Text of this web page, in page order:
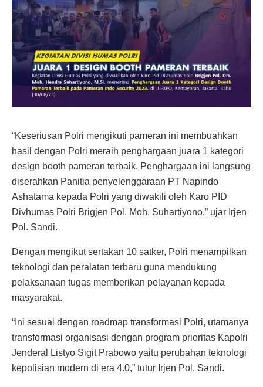
“Keseriusan Polri mengikuti pameran ini membuahkan
hasil dengan Polri meraih penghargaan juara 1 kategori
design booth pameran terbaik. Penghargaan ini langsung
diserahkan Panitia penyelenggaraan PT Napindo
Ashatama kepada Polri yang diwakili oleh Karo PID
Divhumas Polri Brigjen Pol. Moh. Suhartiyono,” ujar Irjen
Pol. Sandi.
Dengan mengikut sertakan 10 satker, Polri menampilkan
teknologi dan peralatan terbaru guna mendukung
pelaksanaan tugas memberikan pelayanan kepada
masyarakat.
“Ini sesuai dengan roadmap transformasi Polri, utamanya
transformasi organisasi dengan program prioritas Kapolri
Jenderal Listyo Sigit Prabowo yaitu perubahan teknologi
kepolisian modern di era 4.0,” tutur Irjen Pol. Sandi.